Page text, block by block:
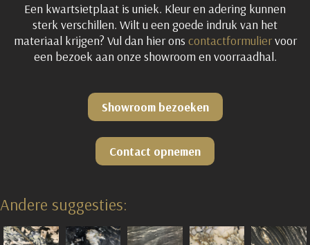
Een kwartsietplaat is uniek. Kleur en adering kunnen
sterk verschillen. Wilt u een goede indruk van het
materiaal krijgen? Vul dan hier ons contactformuliervoor
een bezoek aan onze showroom en voorraadhal.
Showroom bezoeken
Contact opnemen
Andere suggesties: